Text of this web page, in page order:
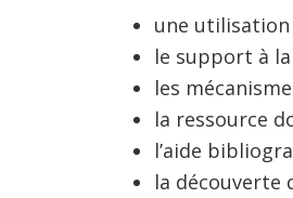
une
le support à
les
la ressource
l’aide
la découverte